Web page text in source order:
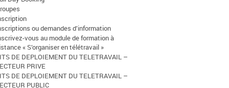
ou demandes d’information
vous au module de formation à
« S’organiser en télétravail »
DE DEPLOIEMENT DU TELETRAVAIL –
PRIVE
DE DEPLOIEMENT DU TELETRAVAIL –
PUBLIC